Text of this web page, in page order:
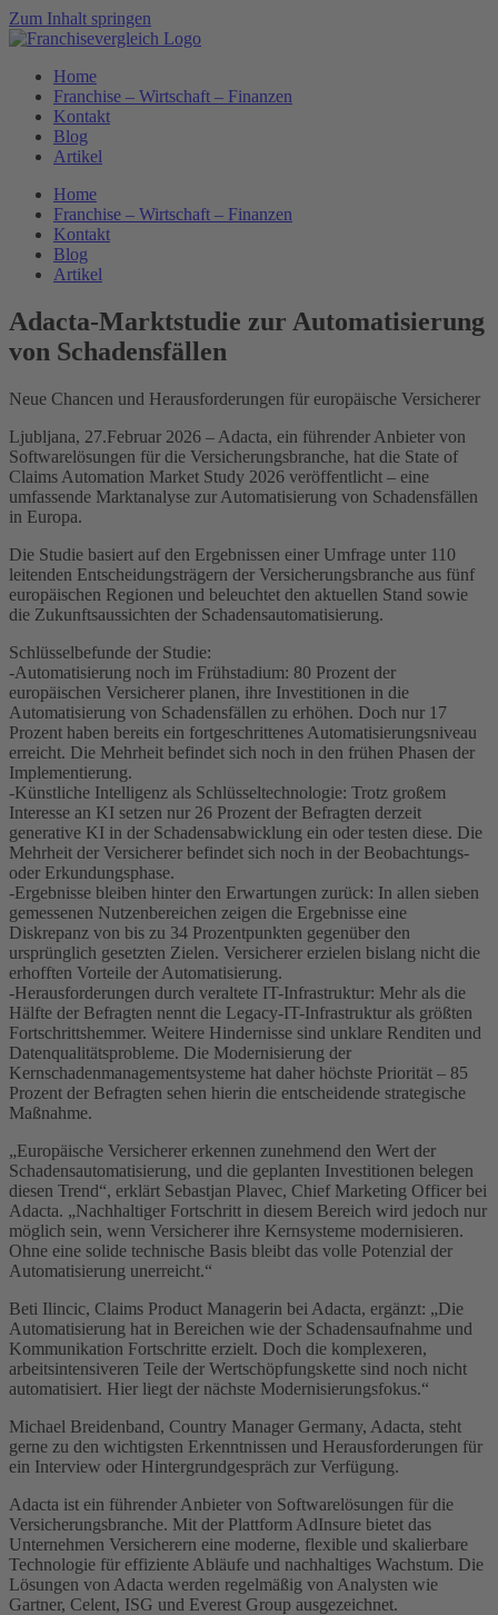
Zum Inhalt springen
Home
Franchise – Wirtschaft – Finanzen
Kontakt
Blog
Artikel
Home
Franchise – Wirtschaft – Finanzen
Kontakt
Blog
Artikel
Adacta-Marktstudie zur Automatisierung
von Schadensfällen
Neue Chancen und Herausforderungen für europäische Versicherer
Ljubljana, 27.Februar 2026 – Adacta, ein führender Anbieter von
Softwarelösungen für die Versicherungsbranche, hat die State of
Claims Automation Market Study 2026 veröffentlicht – eine
umfassende Marktanalyse zur Automatisierung von Schadensfällen
in Europa.
Die Studie basiert auf den Ergebnissen einer Umfrage unter 110
leitenden Entscheidungsträgern der Versicherungsbranche aus fünf
europäischen Regionen und beleuchtet den aktuellen Stand sowie
die Zukunftsaussichten der Schadensautomatisierung.
Schlüsselbefunde der Studie:
-Automatisierung noch im Frühstadium: 80 Prozent der
europäischen Versicherer planen, ihre Investitionen in die
Automatisierung von Schadensfällen zu erhöhen. Doch nur 17
Prozent haben bereits ein fortgeschrittenes Automatisierungsniveau
erreicht. Die Mehrheit befindet sich noch in den frühen Phasen der
Implementierung.
-Künstliche Intelligenz als Schlüsseltechnologie: Trotz großem
Interesse an KI setzen nur 26 Prozent der Befragten derzeit
generative KI in der Schadensabwicklung ein oder testen diese. Die
Mehrheit der Versicherer befindet sich noch in der Beobachtungs-
oder Erkundungsphase.
-Ergebnisse bleiben hinter den Erwartungen zurück: In allen sieben
gemessenen Nutzenbereichen zeigen die Ergebnisse eine
Diskrepanz von bis zu 34 Prozentpunkten gegenüber den
ursprünglich gesetzten Zielen. Versicherer erzielen bislang nicht die
erhofften Vorteile der Automatisierung.
-Herausforderungen durch veraltete IT-Infrastruktur: Mehr als die
Hälfte der Befragten nennt die Legacy-IT-Infrastruktur als größten
Fortschrittshemmer. Weitere Hindernisse sind unklare Renditen und
Datenqualitätsprobleme. Die Modernisierung der
Kernschadenmanagementsysteme hat daher höchste Priorität – 85
Prozent der Befragten sehen hierin die entscheidende strategische
Maßnahme.
„Europäische Versicherer erkennen zunehmend den Wert der
Schadensautomatisierung, und die geplanten Investitionen belegen
diesen Trend“, erklärt Sebastjan Plavec, Chief Marketing Officer bei
Adacta. „Nachhaltiger Fortschritt in diesem Bereich wird jedoch nur
möglich sein, wenn Versicherer ihre Kernsysteme modernisieren.
Ohne eine solide technische Basis bleibt das volle Potenzial der
Automatisierung unerreicht.“
Beti Ilincic, Claims Product Managerin bei Adacta, ergänzt: „Die
Automatisierung hat in Bereichen wie der Schadensaufnahme und
Kommunikation Fortschritte erzielt. Doch die komplexeren,
arbeitsintensiveren Teile der Wertschöpfungskette sind noch nicht
automatisiert. Hier liegt der nächste Modernisierungsfokus.“
Michael Breidenband, Country Manager Germany, Adacta, steht
gerne zu den wichtigsten Erkenntnissen und Herausforderungen für
ein Interview oder Hintergrundgespräch zur Verfügung.
Adacta ist ein führender Anbieter von Softwarelösungen für die
Versicherungsbranche. Mit der Plattform AdInsure bietet das
Unternehmen Versicherern eine moderne, flexible und skalierbare
Technologie für effiziente Abläufe und nachhaltiges Wachstum. Die
Lösungen von Adacta werden regelmäßig von Analysten wie
Gartner, Celent, ISG und Everest Group ausgezeichnet.